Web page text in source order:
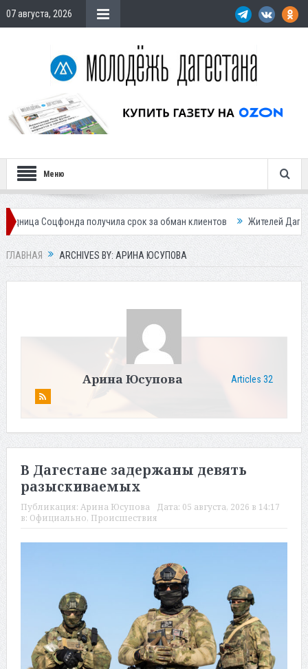
07 августа, 2026
Меню
получила срок за обман клиентов Жителей Дагестана
ГЛАВНАЯ ARCHIVES BY: АРИНА ЮСУПОВА
Арина Юсупова Articles 32
В Дагестане задержаны девять
разыскиваемых
Публикация: Арина Юсупова Дата: 05 августа, 2026 в 14:17
в: Официально, Происшествия